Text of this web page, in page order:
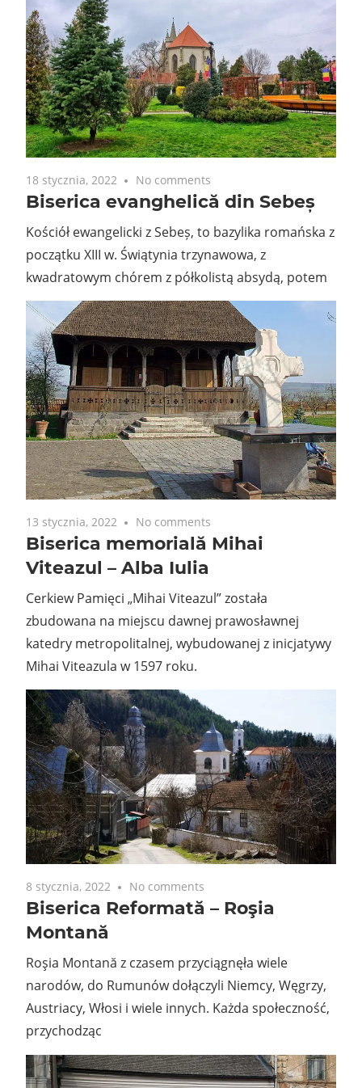
18 stycznia, 2022 No comments
Biserica evanghelică din Sebeș
Kościół ewangelicki z Sebeș, to bazylika romańska z
początku XIII w. Świątynia trzynawowa, z
kwadratowym chórem z półkolistą absydą, potem
13 stycznia, 2022 No comments
Biserica memorială Mihai
Viteazul – Alba Iulia
Cerkiew Pamięci „Mihai Viteazul” została
zbudowana na miejscu dawnej prawosławnej
katedry metropolitalnej, wybudowanej z inicjatywy
Mihai Viteazula w 1597 roku.
8 stycznia, 2022 No comments
Biserica Reformată – Roşia
Montană
Roşia Montană z czasem przyciągnęła wiele
narodów, do Rumunów dołączyli Niemcy, Węgrzy,
Austriacy, Włosi i wiele innych. Każda społeczność,
przychodząc